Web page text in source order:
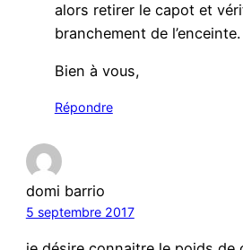
alors retirer le capot et
branchement de l’enceinte.
Bien à vous,
Répondre
domi barrio
5 septembre 2017